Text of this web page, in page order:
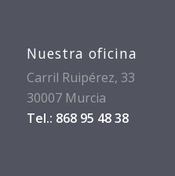
Nuestra oficina
Carril Ruipérez, 33
30007 Murcia
Tel.: 868 95 48 38